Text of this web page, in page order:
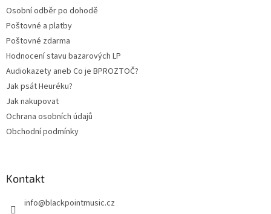
Osobní odběr po dohodě
Poštovné a platby
Poštovné zdarma
Hodnocení stavu bazarových LP
Audiokazety aneb Co je BPROZTOČ?
Jak psát Heuréku?
Jak nakupovat
Ochrana osobních údajů
Obchodní podmínky
Kontakt
info@blackpointmusic.cz